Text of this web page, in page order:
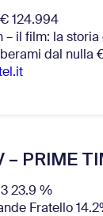
124.994
– il film: la storia
dal nulla
– PRIME
23.9 %
Fratello